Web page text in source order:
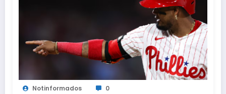
Notinformados 0